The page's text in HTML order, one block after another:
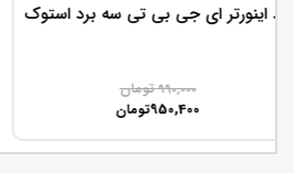
برد اینورتر ای جی بی تی سه برد استوک
990,000
950,400